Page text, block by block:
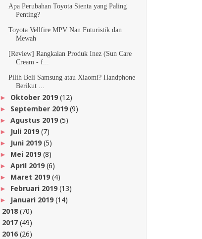
Apa Perubahan Toyota Sienta yang Paling
Penting?
Toyota Vellfire MPV Nan Futuristik dan
Mewah
[Review] Rangkaian Produk Inez (Sun Care
Cream - f...
Pilih Beli Samsung atau Xiaomi? Handphone
Berikut ...
► Oktober 2019(12)
► September 2019(9)
► Agustus 2019(5)
► Juli 2019(7)
► Juni 2019(5)
► Mei 2019(8)
► April 2019(6)
► Maret 2019(4)
► Februari 2019(13)
► Januari 2019(14)
2018 (70)
2017 (49)
2016(26)